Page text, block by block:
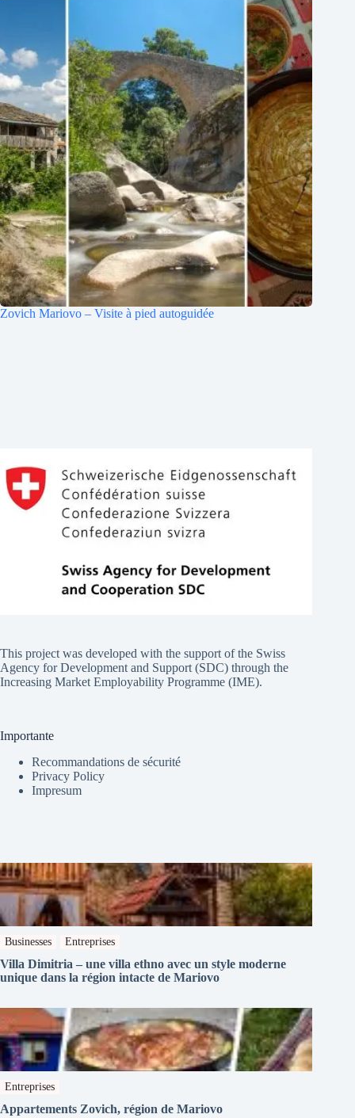
Zovich Mariovo – Visite à pied autoguidée
This project was developed with the support of the Swiss
Agency for Development and Support (SDC) through the
Increasing Market Employability Programme (IME).
Importante
Recommandations de sécurité
Privacy Policy
Impresum
Businesses Entreprises
Villa Dimitria – une villa ethno avec un style moderne
unique dans la région intacte de Mariovo
Entreprises
Appartements Zovich, région de Mariovo